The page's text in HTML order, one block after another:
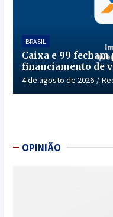
BRASIL
Caixa e 99
financiamento de
4 de agosto de 2026
OPINIÃO